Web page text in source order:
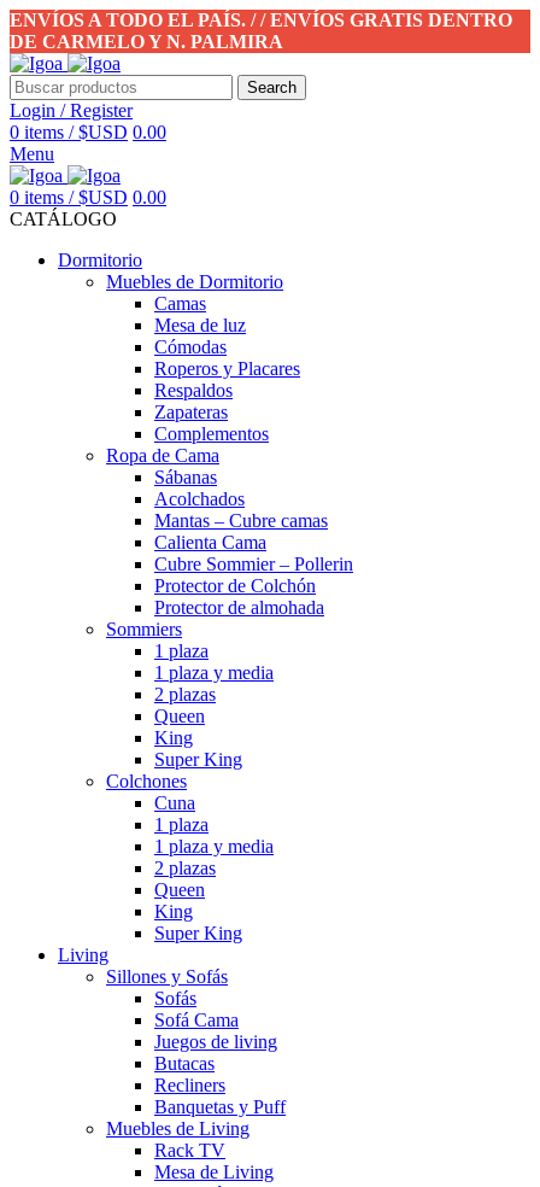
ENVÍOS A TODO EL PAÍS. / / ENVÍOS GRATIS DENTRO
DE CARMELO Y N. PALMIRA
Search
Login / Register
0 items / $USD 0.00
Menu
0 items / $USD 0.00
CATÁLOGO
Dormitorio
Muebles de Dormitorio
Camas
Mesa de luz
Cómodas
Roperos y Placares
Respaldos
Zapateras
Complementos
Ropa de Cama
Sábanas
Acolchados
Mantas – Cubre camas
Calienta Cama
Cubre Sommier – Pollerin
Protector de Colchón
Protector de almohada
Sommiers
1 plaza
1 plaza y media
2 plazas
Queen
King
Super King
Colchones
Cuna
1 plaza
1 plaza y media
2 plazas
Queen
King
Super King
Living
Sillones y Sofás
Sofás
Sofá Cama
Juegos de living
Butacas
Recliners
Banquetas y Puff
Muebles de Living
Rack TV
Mesa de Living